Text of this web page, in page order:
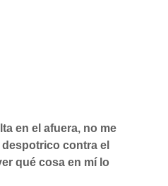
en el afuera, no me
contra el
qué cosa en mí lo